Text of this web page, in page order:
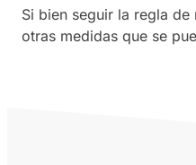
Si bien seguir la regla
otras medidas que se